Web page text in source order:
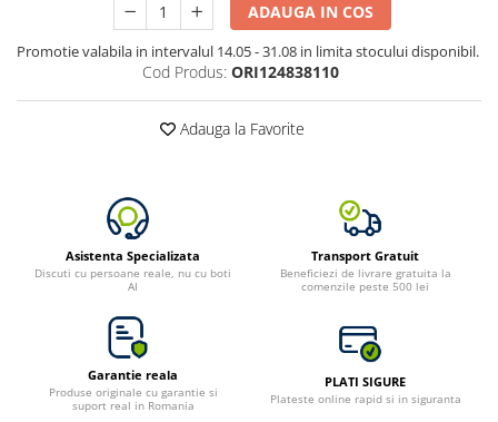
ADAUGA IN COS
Promotie valabila in intervalul 14.05 - 31.08 in limita stocului disponibil.
Cod Produs: ORI124838110
Adauga la Favorite
Asistenta Specializata
Discuti cu persoane reale, nu cu boti
AI
Transport Gratuit
Beneficiezi de livrare gratuita la
comenzile peste 500 lei
Garantie reala
Produse originale cu garantie si
suport real in Romania
PLATI SIGURE
Plateste online rapid si in siguranta